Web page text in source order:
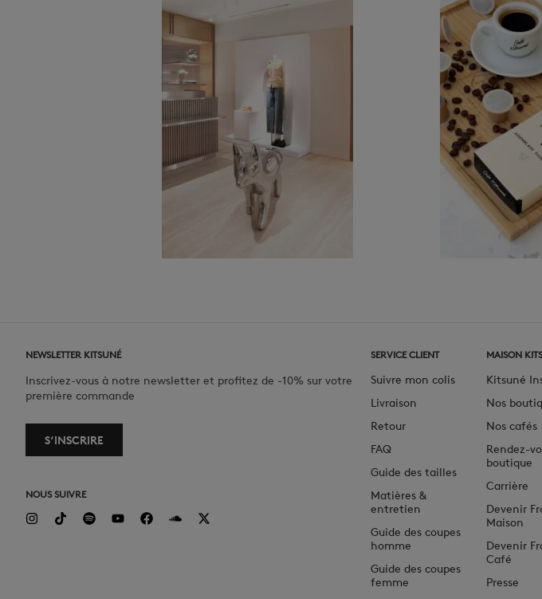
NEWSLETTER KITSUNÉ
Inscrivez-vous à notre newsletter et profitez de -10% sur votre
première commande
S‘INSCRIRE
NOUS SUIVRE
SERVICE CLIENT
Suivre mon colis
Livraison
Retour
FAQ
Guide des tailles
Matières &
entretien
Guide des coupes
homme
Guide des coupes
femme
MAISON
Kitsuné
Nos
Nos cafés
Rendez-
boutique
Carrière
Devenir
Maison
Devenir
Café
Presse